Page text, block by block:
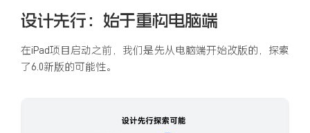
设计先行：始于重构电脑端
在iPad项目启动之前，我们是先从电脑端开始改版的，探索
了6.0新版的可能性。